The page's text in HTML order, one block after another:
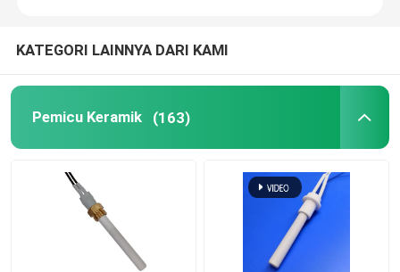
KATEGORI LAINNYA DARI KAMI
Pemicu Keramik (163)